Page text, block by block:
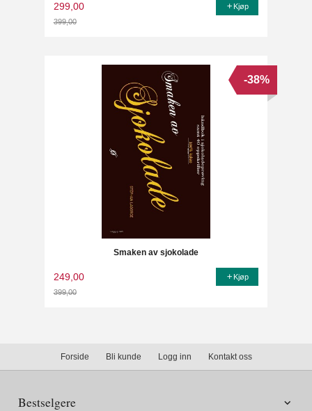
299,00
399,00
Kjøp
Smaken av sjokolade
249,00
399,00
-38%
Kjøp
Forside Bli kunde Logg inn Kontakt oss
Bestselgere